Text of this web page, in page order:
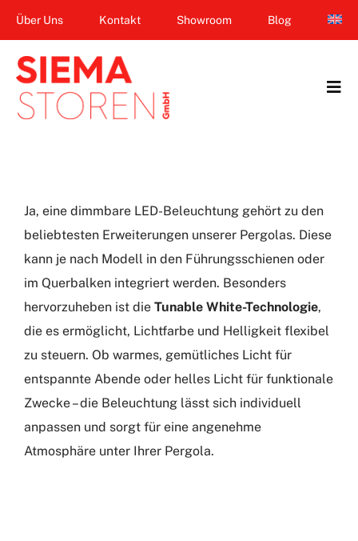
Zum
springen
Über Uns Kontakt Showroom Blog
Balkon & Loggia
Dienstleistungen
Ja, eine dimmbare LED-Beleuchtung gehört zu den
beliebtesten Erweiterungen unserer Pergolas. Diese
kann je nach Modell in den Führungsschienen oder
im Querbalken integriert werden. Besonders
hervorzuheben ist die Tunable White-Technologie,
die es ermöglicht, Lichtfarbe und Helligkeit flexibel
zu steuern. Ob warmes, gemütliches Licht für
entspannte Abende oder helles Licht für funktionale
Zwecke – die Beleuchtung lässt sich individuell
anpassen und sorgt für eine angenehme
Atmosphäre unter Ihrer Pergola.